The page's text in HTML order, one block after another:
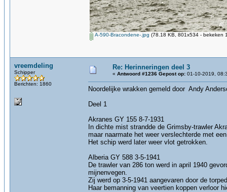
A-590-Bracondene-.jpg (78.18 KB, 801x534 - bekeken
vreemdeling
Schipper
Berichten: 1860
Re: Herinneringen deel 3
« Antwoord #1236 Gepost op: 01-10-2019,
Noordelijke wrakken gemeld door Andy
Deel 1
Akranes GY 155 8-7-1931
In dichte mist strandde de Grimsby-trawler
maar naarmate het weer verslechterde met
Het schip werd later weer vlot getrokken.
Alberia GY 588 3-5-1941
De trawler van 286 ton werd in april 1940
mijnenvegen.
Zij werd op 3-5-1941 aangevaren door de
Haar bemanning van veertien koppen verloor